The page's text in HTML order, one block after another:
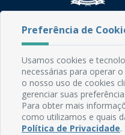
Rua do Imperador,
Email:
Expediente: Segunda à
Mapa do
Perguntas
Preferência de
Usamos cookies e
necessárias para operar
o nosso uso de cookies
gerenciar suas
Para obter mais
como utilizamos e quais
Política de Privacidade.